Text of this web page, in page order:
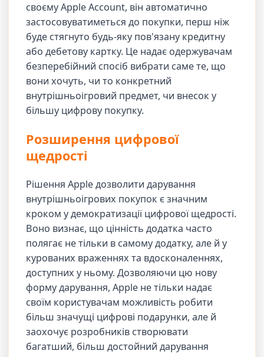
своєму Apple Account, він автоматично
застосовуватиметься до покупки, перш ніж
буде стягнуто будь-яку пов'язану кредитну
або дебетову картку. Це надає одержувачам
безперебійний спосіб вибрати саме те, що
вони хочуть, чи то конкретний
внутрішньоігровий предмет, чи внесок у
більшу цифрову покупку.
Розширення цифрової
щедрості
Рішення Apple дозволити дарування
внутрішньоігрових покупок є значним
кроком у демократизації цифрової щедрості.
Воно визнає, що цінність додатка часто
полягає не тільки в самому додатку, але й у
курованих враженнях та вдосконаленнях,
доступних у ньому. Дозволяючи цю нову
форму дарування, Apple не тільки надає
своїм користувачам можливість робити
більш значущі цифрові подарунки, але й
заохочує розробників створювати
багатший, більш достойний дарування